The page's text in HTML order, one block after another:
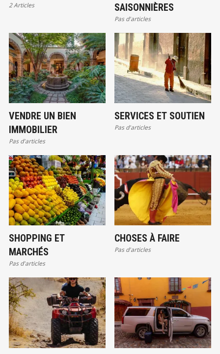
2 Articles
SAISONNIÈRES
Pas d'articles
VENDRE UN BIEN
IMMOBILIER
Pas d'articles
SERVICES ET SOUTIEN
Pas d'articles
SHOPPING ET
MARCHÉS
Pas d'articles
CHOSES À FAIRE
Pas d'articles